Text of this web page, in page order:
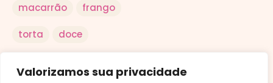
Valorizamos sua privacidade
macarrão frango
torta doce